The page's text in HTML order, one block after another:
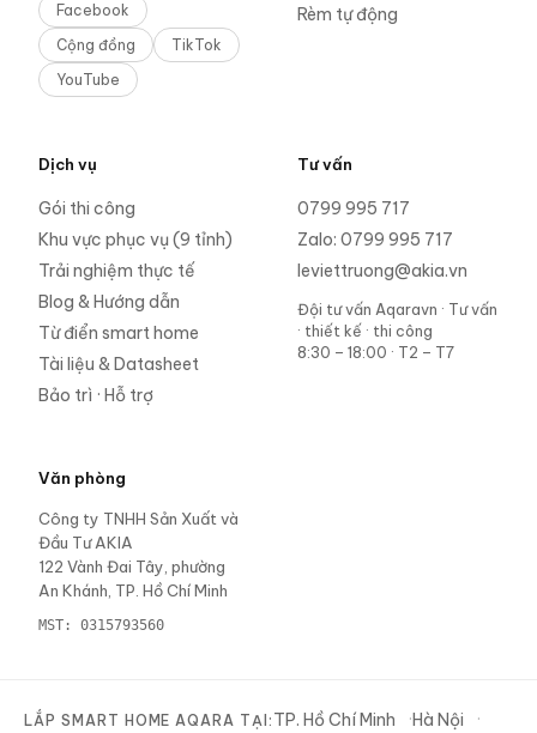
Facebook
Cộng đồng
TikTok
YouTube
Rèm tự động
Dịch vụ
Gói thi công
Khu vực phục vụ (9 tỉnh)
Trải nghiệm thực tế
Blog & Hướng dẫn
Từ điển smart home
Tài liệu & Datasheet
Bảo trì · Hỗ trợ
Tư vấn
0799 995 717
Zalo: 0799 995 717
leviettruong@akia.vn
Đội tư vấn Aqaravn · Tư vấn
· thiết kế · thi công
8:30 – 18:00 · T2 – T7
Văn phòng
Công ty TNHH Sản Xuất và
Đầu Tư AKIA
122 Vành Đai Tây, phường
An Khánh, TP. Hồ Chí Minh
MST: 0315793560
LẮP SMART HOME AQARA TẠI: TP. Hồ Chí Minh
Hà Nội